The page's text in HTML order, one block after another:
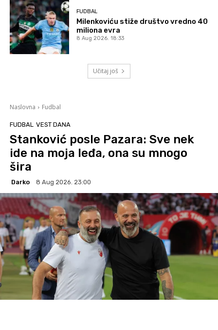
FUDBAL
Milenkoviću stiže društvo vredno 40
miliona evra
8 Aug 2026. 18:33
Učitaj još